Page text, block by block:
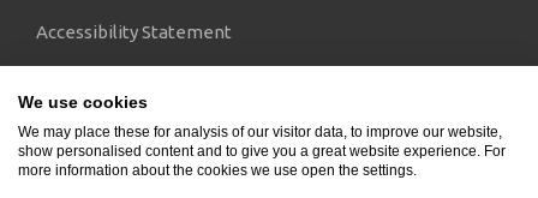
Accessibility Statement
We use cookies
We may place these for analysis of our visitor data, to improve our website,
show personalised content and to give you a great website experience. For
more information about the cookies we use open the settings.